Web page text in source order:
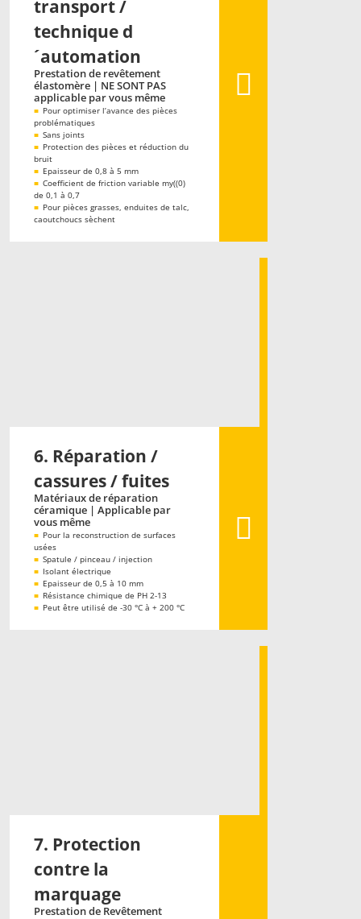
transport /
technique d
´automation
Prestation de revêtement
élastomère | NE SONT PAS
applicable par vous même
■ Pour optimiser l’avance des pièces
problématiques
■ Sans joints
■ Protection des pièces et réduction du
bruit
■ Epaisseur de 0,8 à 5 mm
■ Coefficient de friction variable my((0)
de 0,1 à 0,7
■ Pour pièces grasses, enduites de talc,
caoutchoucs sèchent
6. Réparation /
cassures / fuites
Matériaux de réparation
céramique | Applicable par
vous même
■ Pour la reconstruction de surfaces
usées
■ Spatule / pinceau / injection
■ Isolant électrique
■ Epaisseur de 0,5 à 10 mm
■ Résistance chimique de PH 2-13
■ Peut être utilisé de -30 °C à + 200 °C
7. Protection
contre la
marquage
Prestation de Revêtement